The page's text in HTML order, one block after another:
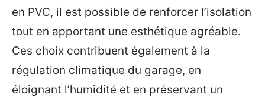
en PVC, il est possible de renforcer l’isolation
tout en apportant une esthétique agréable.
Ces choix contribuent également à la
régulation climatique du garage, en
éloignant l’humidité et en préservant un